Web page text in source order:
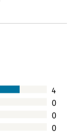
4
0
0
0